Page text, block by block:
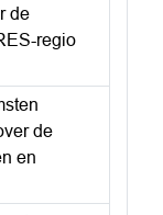
de
regio
de
en